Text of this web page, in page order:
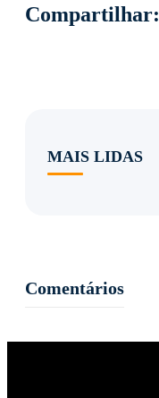
Compartilhar:
MAIS LIDAS
Comentários